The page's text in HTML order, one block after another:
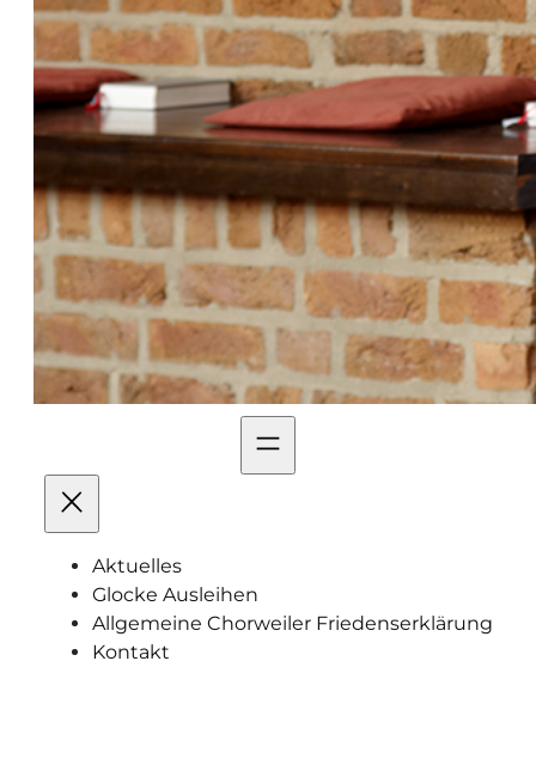
Aktuelles
Glocke Ausleihen
Allgemeine Chorweiler Friedenserklärung
Kontakt